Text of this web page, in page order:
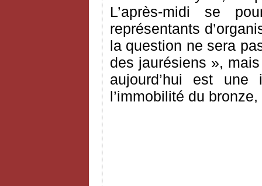
L’après-midi se
représentants
la question ne sera
des jaurésiens »,
aujourd’hui est
l’immobilité du